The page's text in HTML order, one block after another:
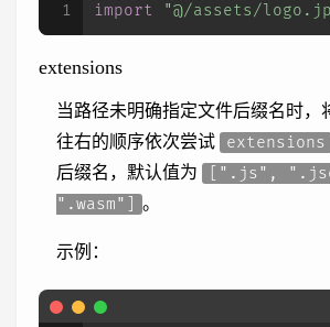
1 import "@/assets/
extensions
当路径未明确指定文件后缀名时，
往右的顺序依次尝试
extensions
后缀名，默认值为
[".js",
".wasm"]
。
示例：